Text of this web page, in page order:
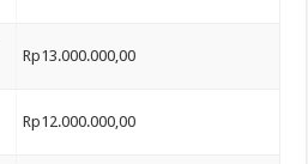
Rp13.000.000,00
Rp12.000.000,00